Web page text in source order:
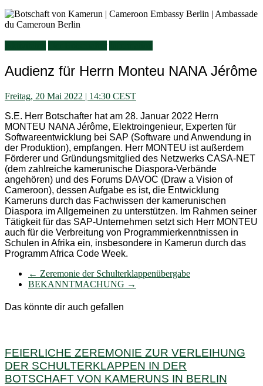
Audienz für Herrn Monteu NANA Jérôme
Freitag, 20 Mai 2022 | 14:30 CEST
S.E. Herr Botschafter hat am 28. Januar 2022 Herrn
MONTEU NANA Jérôme, Elektroingenieur, Experten für
Softwareentwicklung bei SAP (Software und Anwendung in
der Produktion), empfangen. Herr MONTEU ist außerdem
Förderer und Gründungsmitglied des Netzwerks CASA-NET
(dem zahlreiche kamerunische Diaspora-Verbände
angehören) und des Forums DAVOC (Draw a Vision of
Cameroon), dessen Aufgabe es ist, die Entwicklung
Kameruns durch das Fachwissen der kamerunischen
Diaspora im Allgemeinen zu unterstützen. Im Rahmen seiner
Tätigkeit für das SAP-Unternehmen setzt sich Herr MONTEU
auch für die Verbreitung von Programmierkenntnissen in
Schulen in Afrika ein, insbesondere in Kamerun durch das
Programm Africa Code Week.
← Zeremonie der Schulterklappenübergabe
BEKANNTMACHUNG →
Das könnte dir auch gefallen
FEIERLICHE ZEREMONIE ZUR VERLEIHUNG
DER SCHULTERKLAPPEN IN DER
BOTSCHAFT VON KAMERUNS IN BERLIN